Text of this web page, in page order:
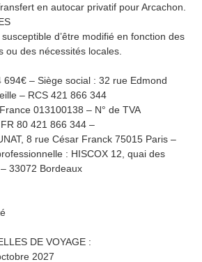
en autocar privatif pour Arcachon.
d’être modifié en fonction des
ou des nécessités locales.
694€ – Siège social : 32 rue Edmond
– RCS 421 866 344
013100138 – N° de TVA
80 421 866 344 –
8 rue César Franck 75015 Paris –
: HISCOX 12, quai des
33072 Bordeaux
DE VOYAGE :
2027